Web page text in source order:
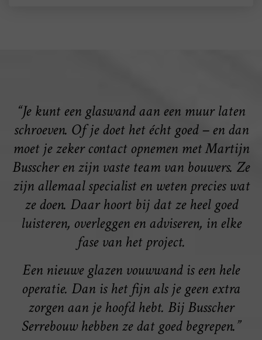
“Je kunt een glaswand aan een muur laten
schroeven. Of je doet het écht goed – en dan
moet je zeker contact opnemen met Martijn
Busscher en zijn vaste team van bouwers. Ze
zijn allemaal specialist en weten precies wat
ze doen. Daar hoort bij dat ze heel goed
luisteren, overleggen en adviseren, in elke
fase van het project.
Een nieuwe glazen vouwwand is een hele
operatie. Dan is het fijn als je geen extra
zorgen aan je hoofd hebt. Bij Busscher
Serrebouw hebben ze dat goed begrepen.”